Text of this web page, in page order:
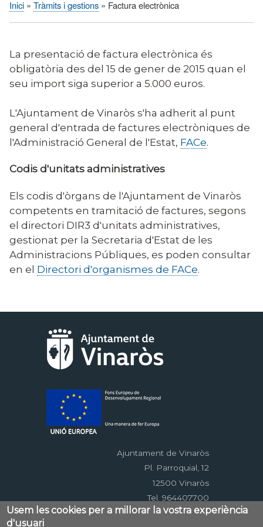
Fil
Inici Tràmits i gestions Factura electrònica
La presentació de factura electrònica és
obligatòria des del 15 de gener de 2015 quan el
seu import siga superior a 5.000 euros.
L'Ajuntament de Vinaròs s'ha adherit al punt
general d'entrada de factures electròniques de
l'Administració General de l'Estat, FACe.
Codis d'unitats administratives
Els codis d'òrgans de l'Ajuntament de Vinaròs
competents en tramitació de factures, segons
el directori DIR3 d'unitats administratives,
gestionat per la Secretaria d'Estat de les
Administracions Públiques, es poden consultar
en el Directori d'organismes de FACe.
Ajuntament de Vinaròs
Pl. Parroquial, 12
12500 Vinaròs
Tel. 964407700
Usem les cookies per a millorar la vostra experiència
d'usuari